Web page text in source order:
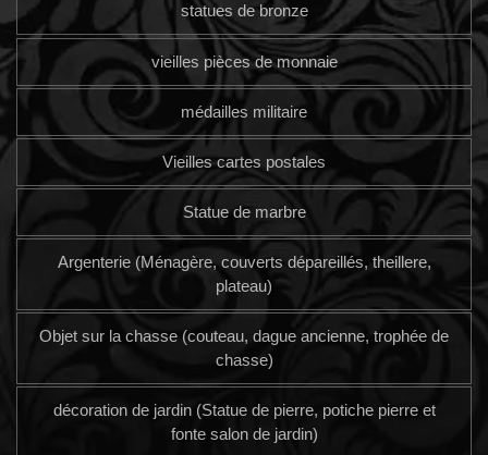
statues de bronze
vieilles pièces de monnaie
médailles militaire
Vieilles cartes postales
Statue de marbre
Argenterie (Ménagère, couverts dépareillés, theillere,
plateau)
Objet sur la chasse (couteau, dague ancienne, trophée de
chasse)
décoration de jardin (Statue de pierre, potiche pierre et
fonte salon de jardin)